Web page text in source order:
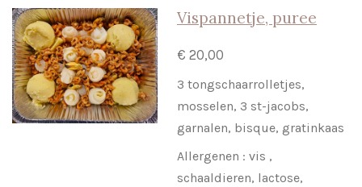
Vispannetje, puree
€ 20,00
3 tongschaarrolletjes,
mosselen, 3 st-jacobs,
garnalen, bisque, gratinkaas
Allergenen : vis ,
schaaldieren, lactose,